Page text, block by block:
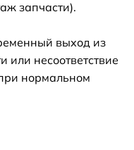
запчасти).
выход из
или несоответствие
нормальном